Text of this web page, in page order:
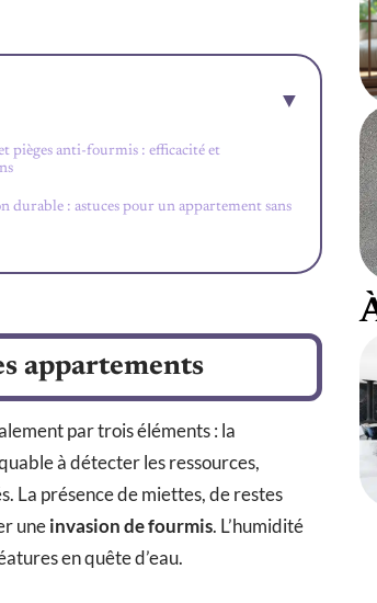
pièges anti-fourmis : efficacité et
durable : astuces pour un appartement sans
appartements
par trois éléments : la
à détecter les ressources,
La présence de miettes, de restes
uneinvasion de fourmis. L’humidité
en quête d’eau.